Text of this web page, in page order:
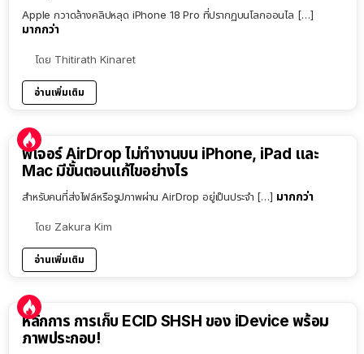
Apple กวาดล้างคลิปหลุด iPhone 18 Pro ที่ปรากฏบนโลกออนไล […]
มากกว่า
โดย Thitirath Kinaret
อ่านเพิ่มเติม
ฟีเจอร์ AirDrop ไม่ทำงานบน iPhone, iPad และ
Mac มีขั้นตอนแก้ไขอย่างไร
สำหรับคนที่ส่งไฟล์หรือรูปภาพผ่าน AirDrop อยู่เป็นประจำ […] มากกว่า
โดย Zakura Kim
อ่านเพิ่มเติม
หลักการ การเก็บ ECID SHSH ของ iDevice พร้อม
ภาพประกอบ!